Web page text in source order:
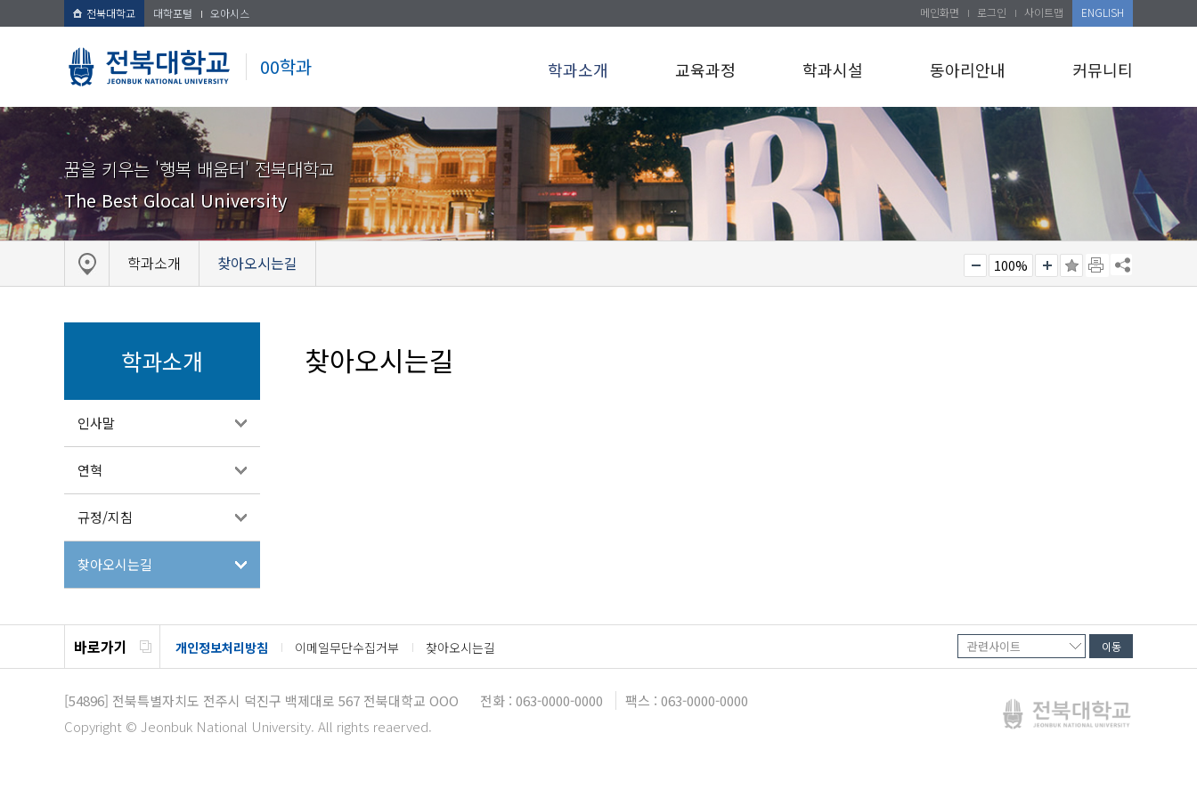
전북대학교 대학포털 오아시스
00학과
메인화면 로그인 사이트맵 ENGLISH
학과소개 교육과정 학과시설 동아리안내 커뮤니티
꿈을 키우는 '행복 배움터' 전북대학교
The Best Glocal University
학과소개 찾아오시는길 100%
학과소개
인사말
연혁
규정/지침
찾아오시는길
찾아오시는길
바로가기 개인정보처리방침 이메일무단수집거부 찾아오시는길
[54896] 전북특별자치도 전주시 덕진구 백제대로 567 전북대학교 OOO 전화 : 063-0000-0000
팩스 : 063-0000-0000
Copyright © Jeonbuk National University. All rights reaerved.